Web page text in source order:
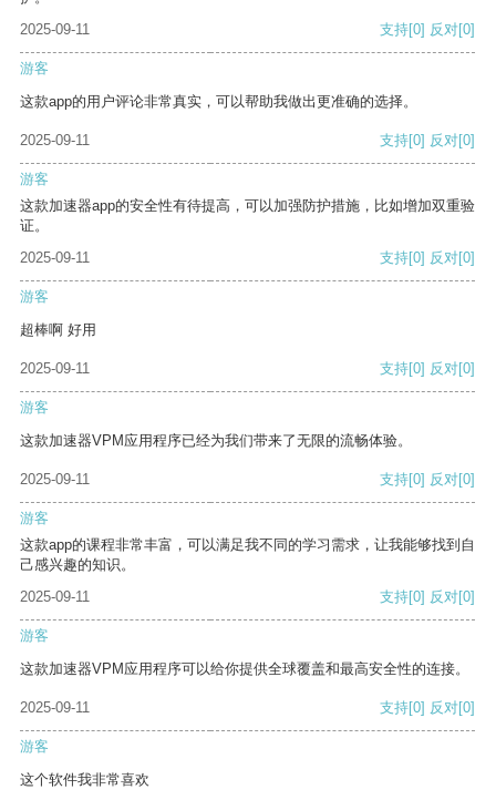
2025-09-11
支持[0] 反对[0]
游客
这款app的用户评论非常真实，可以帮助我做出更准确的选择。
2025-09-11 支持[0] 反对[0]
游客
这款加速器app的安全性有待提高，可以加强防护措施，比如增加双重验
证。
2025-09-11
支持[0] 反对[0]
游客
超棒啊 好用
2025-09-11 支持[0] 反对[0]
游客
这款加速器VPM应用程序已经为我们带来了无限的流畅体验。
2025-09-11 支持[0] 反对[0]
游客
这款app的课程非常丰富，可以满足我不同的学习需求，让我能够找到自
己感兴趣的知识。
2025-09-11
支持[0] 反对[0]
游客
这款加速器VPM应用程序可以给你提供全球覆盖和最高安全性的连接。
2025-09-11 支持[0] 反对[0]
游客
这个软件我非常喜欢